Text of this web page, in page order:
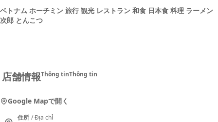
ベトナム ホーチミン 旅行 観光 レストラン 和食 日本食 料理 ラーメン
次郎 とんこつ
店舗情報Thông tinThông tin
Google Mapで開く
住所 / Địa chỉ